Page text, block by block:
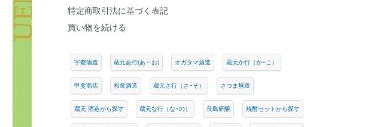
特定商取引法に基づく表記
買い物を続ける
宇都酒造 蔵元あ行(あ～お) オガタマ酒造 蔵元か行（か~こ）
甲斐商店 相良酒造 蔵元さ行（さ~そ） さつま無双
蔵元 酒造から探す 蔵元な行（な~の） 長島研醸 焼酎セットから探す